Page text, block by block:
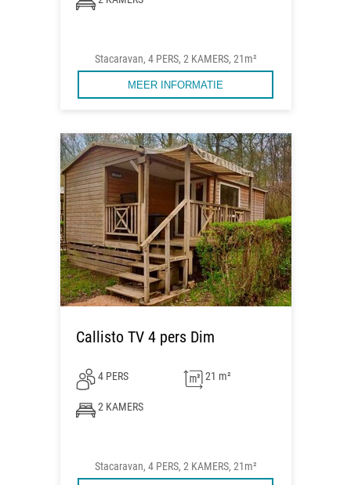
Stacaravan, 4 PERS, 2 KAMERS, 21m²
MEER INFORMATIE
Callisto TV 4 pers Dim
4 PERS 21 m²
2 KAMERS
Stacaravan, 4 PERS, 2 KAMERS, 21m²